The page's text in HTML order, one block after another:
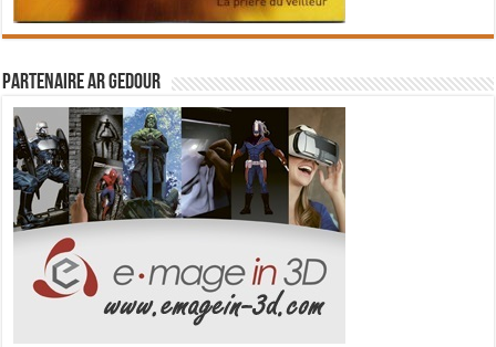
Partenaire Ar Gedour